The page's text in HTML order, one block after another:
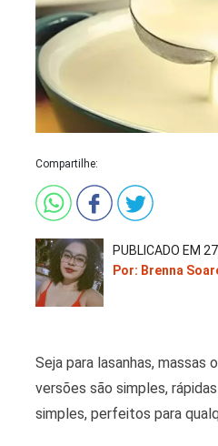
Compartilhe:
PUBLICADO EM
Por: Brenna
Seja para lasanhas, massas
versões são simples,
simples, perfeitos para